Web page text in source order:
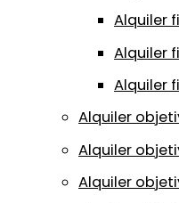
Alquiler
Alquiler
Alquiler
Alquiler
Alquiler
Alquiler